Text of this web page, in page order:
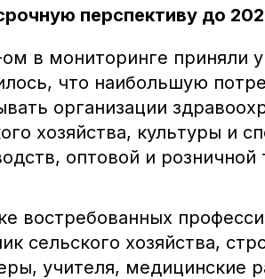
перспективу до
ом в мониторинге приняли
что наибольшую
организации
хозяйства, культуры и
оптовой и розничной
востребованных
сельского хозяйства,
учителя, медицинские